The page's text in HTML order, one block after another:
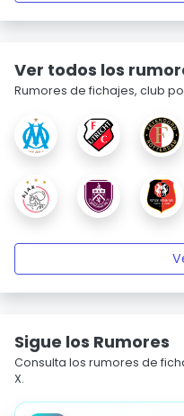
Ver todos los
Rumores de fichajes, club
Sigue los Rumores
Consulta los rumores de
X.